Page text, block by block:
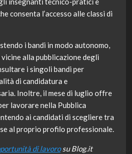
consenta l’accesso alle classi di
i bandi in modo autonomo,
alla pubblicazione degli
i singoli bandi per
di candidatura e
Inoltre, il mese di luglio offre
lavorare nella Pubblica
ai candidati di scegliere tra
al proprio profilo professionale.
di lavorosu Blog.it